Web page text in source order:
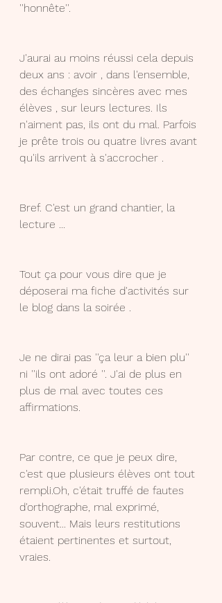
''honnête''.
J'aurai au moins réussi cela depuis
deux ans : avoir , dans l'ensemble,
des échanges sincères avec mes
élèves , sur leurs lectures. Ils
n'aiment pas, ils ont du mal. Parfois
je prête trois ou quatre livres avant
qu'ils arrivent à s'accrocher .
Bref. C'est un grand chantier, la
lecture ...
Tout ça pour vous dire que je
déposerai ma fiche d'activités sur
le blog dans la soirée .
Je ne dirai pas ''ça leur a bien plu''
ni ''ils ont adoré ''. J'ai de plus en
plus de mal avec toutes ces
affirmations.
Par contre, ce que je peux dire,
c'est que plusieurs élèves ont tout
rempli.Oh, c'était truffé de fautes
d'orthographe, mal exprimé,
souvent... Mais leurs restitutions
étaient pertinentes et surtout,
vraies.